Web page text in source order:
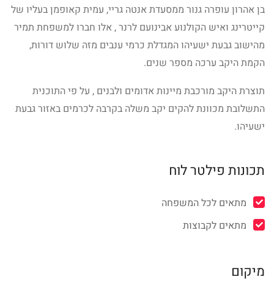
בן אהרון עופרה גנור ממסעדת אנטה גריי, עמית קאופמן בעליו של
קייטרינג ואיש הקולנוע אבינועם לרנר , אלו חברו למשפחת תמיר
מהישוב גבעת ישעיהו המגדלת כרמי ענבים מזה שלוש דורות,
הקמת היקב ערכה מספר שנים.
תוצרת היקב מורכבת מיינות אדומים ולבנים , על פי התוכנית
התשלובת מכוונת להקים יקב משלה בקרבה לכרמים באזור גבעת
ישעיהו.
תכונות פילטר לוח
מתאים לכל המשפחה
מתאים לקבוצות
מיקום